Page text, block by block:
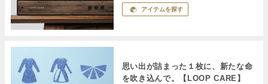
アイテムを探す
思い出が詰まった１枚に、新たな命
を吹き込んで。【LOOP CARE】